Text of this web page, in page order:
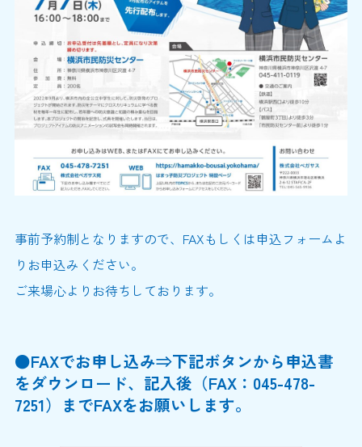
事前予約制となりますので、FAXもしくは申込フォームよ
りお申込みください。
ご来場心よりお待ちしております。
●FAXでお申し込み⇒下記ボタンから申込書
をダウンロード、記入後（FAX：045-478-
7251）までFAXをお願いします。